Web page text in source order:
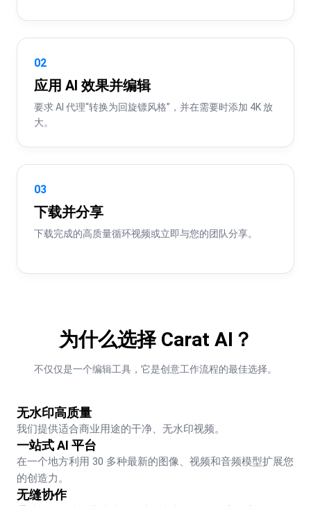
02
应用 AI 效果并编辑
要求 AI 代理“转换为回旋镖风格”，并在需要时添加 4K 放
大。
03
下载并分享
下载完成的高质量循环视频或立即与您的团队分享。
为什么选择 Carat AI？
不仅仅是一个编辑工具，它是创意工作流程的最佳选择。
无水印高质量
我们提供适合商业用途的干净、无水印视频。
一站式 AI 平台
在一个地方利用 30 多种最新的图像、视频和音频模型扩展您
的创造力。
无缝协作